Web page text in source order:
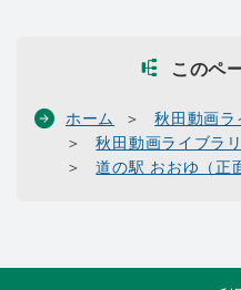
このペ
ホーム
秋田動画ラ
秋田動画ライブラ
道の駅 おおゆ（正